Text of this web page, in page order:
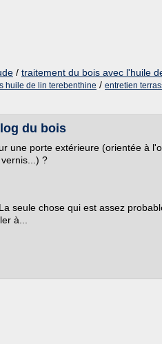
/ traitement du bois avec l'huile
huile de lin terebenthine / entretien
du bois
une porte extérieure (orientée à
?
seule chose qui est assez
à...